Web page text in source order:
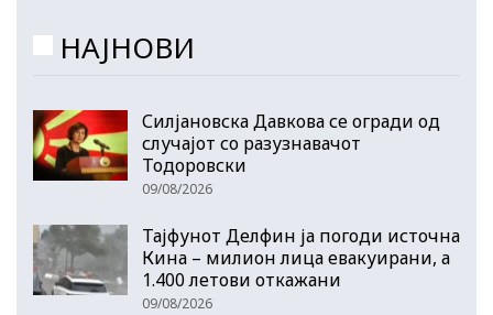
НАЈНОВИ
Силјановска Давкова се огради од
случајот со разузнавачот
Тодоровски
09/08/2026
Тајфунот Делфин ја погоди источна
Кина – милион лица евакуирани, а
1.400 летови откажани
09/08/2026